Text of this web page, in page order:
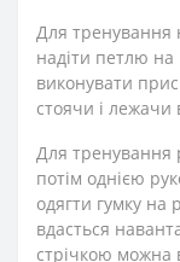
Для тренування
надіти петлю
виконувати
стоячи і лежачи
Для тренування
потім однією
одягти гумку на
вдасться
стрічкою можна